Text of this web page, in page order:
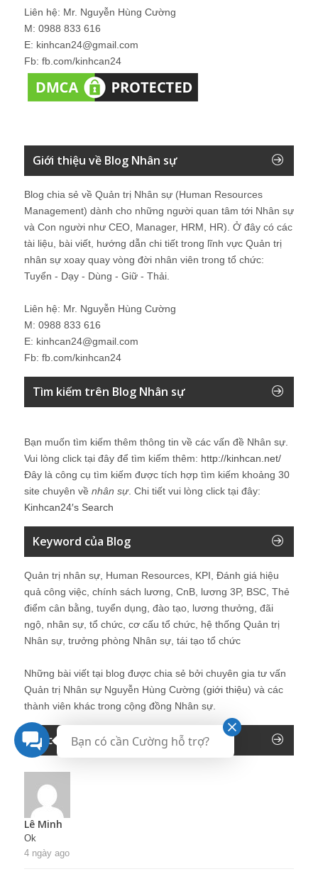
Liên hệ: Mr. Nguyễn Hùng Cường
M: 0988 833 616
E: kinhcan24@gmail.com
Fb: fb.com/kinhcan24
Giới thiệu về Blog Nhân sự
Blog chia sẻ về Quản trị Nhân sự (Human Resources
Management) dành cho những người quan tâm tới Nhân sự
và Con người như CEO, Manager, HRM, HR). Ở đây có các
tài liệu, bài viết, hướng dẫn chi tiết trong lĩnh vực Quản trị
nhân sự xoay quay vòng đời nhân viên trong tổ chức:
Tuyển - Dạy - Dùng - Giữ - Thải.
Liên hệ: Mr. Nguyễn Hùng Cường
M: 0988 833 616
E: kinhcan24@gmail.com
Fb: fb.com/kinhcan24
Tìm kiếm trên Blog Nhân sự
Bạn muốn tìm kiếm thêm thông tin về các vấn đề Nhân sự
Vui lòng click tại đây để tìm kiếm thêm: http://kinhcan.net/
Đây là công cụ tìm kiếm được tích hợp tìm kiếm khoảng 30
site chuyên về nhân sự. Chi tiết vui lòng click tại đây:
Kinhcan24′s Search
Keyword của Blog
Quản trị nhân sự, Human Resources, KPI, Đánh giá hiệu
quả công việc, chính sách lương, CnB, lương 3P, BSC, Thẻ
điểm cân bằng, tuyển dụng, đào tạo, lương thưởng, đãi
ngộ, nhân sự, tổ chức, cơ cấu tổ chức, hệ thống Quản trị
Nhân sự, trưởng phòng Nhân sự, tái tạo tổ chức
Những bài viết tại blog được chia sẻ bởi chuyên gia tư vấn
Quản trị Nhân sự Nguyễn Hùng Cường (giới thiệu) và các
thành viên khác trong cộng đồng Nhân sự.
Recent Comments
Lê Minh
Ok
4 ngày ago
Bạn có cần Cường hỗ trợ?